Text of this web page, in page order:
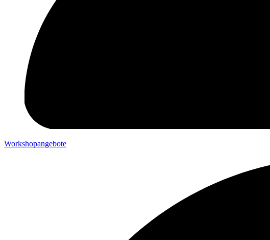
Workshopangebote